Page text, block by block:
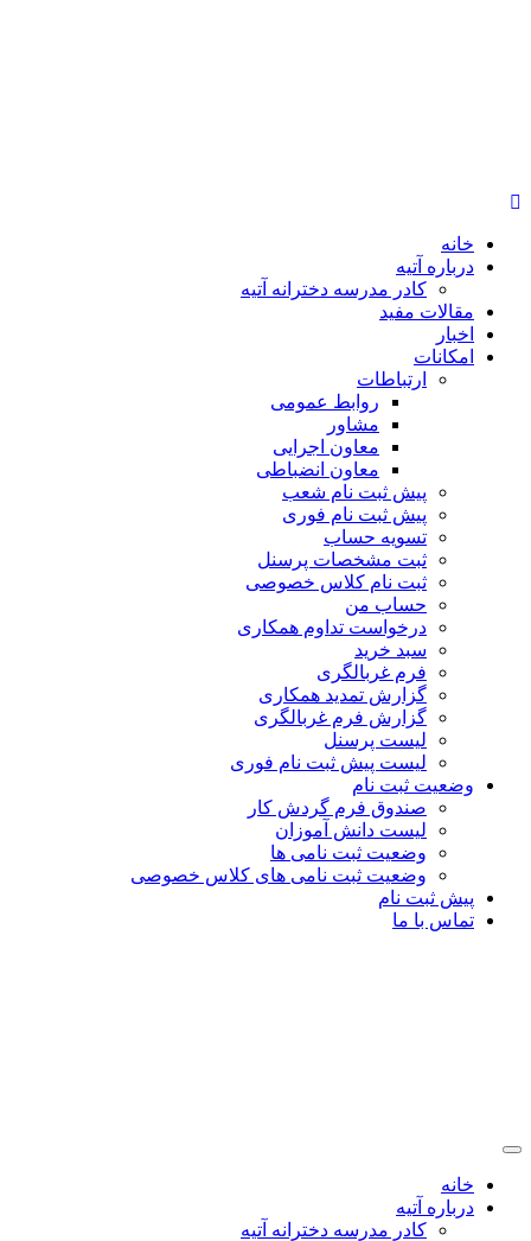
خانه
درباره آتیه
کادر مدرسه دخترانه آتیه
مقالات مفید
اخبار
امکانات
ارتباطات
روابط عمومی
مشاور
معاون اجرایی
معاون انضباطی
پیش ثبت نام شعب
پیش ثبت نام فوری
تسویه حساب
ثبت مشخصات پرسنل
ثبت نام کلاس خصوصی
حساب من
درخواست تداوم همکاری
سبد خرید
فرم غربالگری
گزارش تمدید همکاری
گزارش فرم غربالگری
لیست پرسنل
لیست پیش ثبت نام فوری
وضعیت ثبت نام
صندوق فرم گردش کار
لیست دانش آموزان
وضعیت ثبت نامی ها
وضعیت ثبت نامی های کلاس خصوصی
پیش ثبت نام
تماس با ما
خانه
درباره آتیه
کادر مدرسه دخترانه آتیه